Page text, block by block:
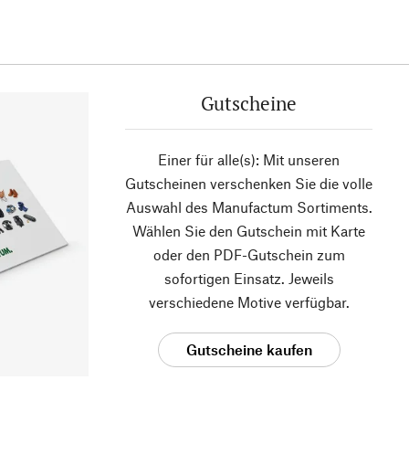
Gutscheine
Einer für alle(s): Mit unseren
Gutscheinen verschenken Sie die volle
Auswahl des Manufactum Sortiments.
Wählen Sie den Gutschein mit Karte
oder den PDF-Gutschein zum
sofortigen Einsatz. Jeweils
verschiedene Motive verfügbar.
Gutscheine kaufen